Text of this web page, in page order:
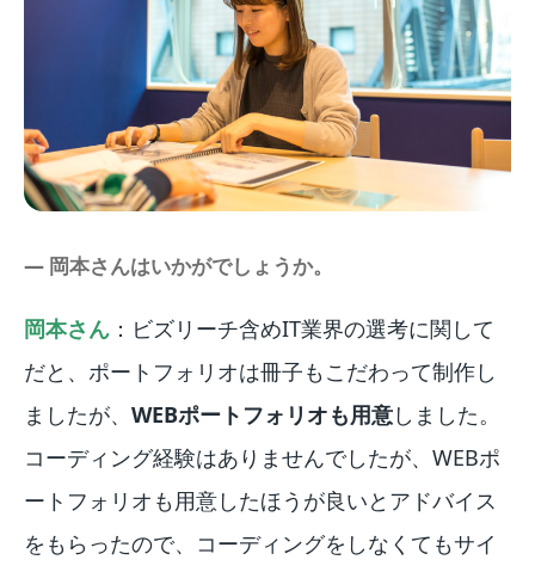
― 岡本さんはいかがでしょうか。
岡本さん ：ビズリーチ含めIT業界の選考に関して
だと、ポートフォリオは冊子もこだわって制作し
ましたが、 WEBポートフォリオも用意しました。
コーディング経験はありませんでしたが、WEBポ
ートフォリオも用意したほうが良いとアドバイス
をもらったので、コーディングをしなくてもサイ